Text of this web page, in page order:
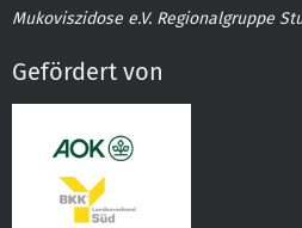
Mukoviszidose e.V. Regionalgruppe
Gefördert von